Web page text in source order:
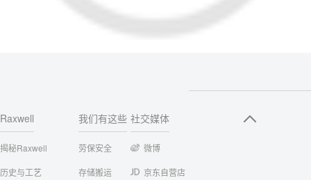
Raxwell
揭秘Raxwell
历史与工艺
我们有这些
劳保安全
存储搬运
社交媒体
微博
京东自营店